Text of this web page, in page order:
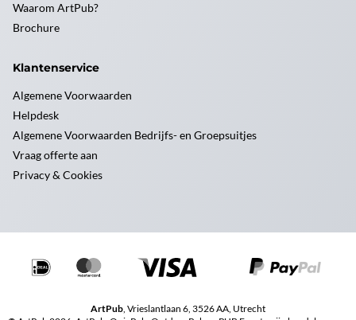
Waarom ArtPub?
Brochure
Klantenservice
Algemene Voorwaarden
Helpdesk
Algemene Voorwaarden Bedrijfs- en Groepsuitjes
Vraag offerte aan
Privacy & Cookies
ArtPub, Vrieslantlaan 6, 3526 AA, Utrecht